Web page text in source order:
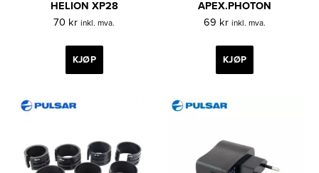
HELION XP28
70 kr inkl. mva.
KJØP
APEX.PHOTON
69 kr inkl. mva.
KJØP